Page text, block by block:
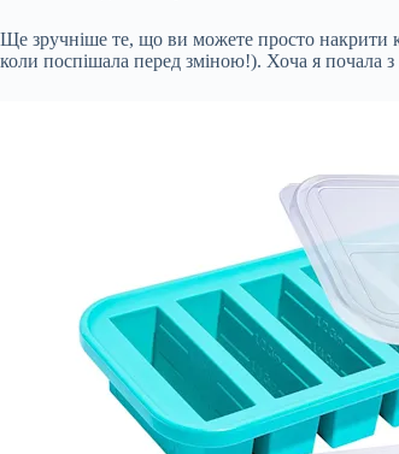
Ще зручніше те, що ви можете просто накрити
коли поспішала перед зміною!). Хоча я почала